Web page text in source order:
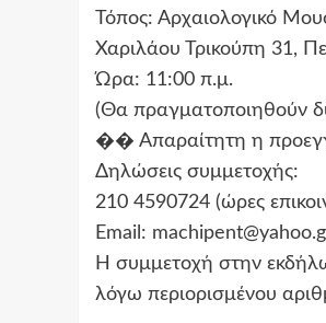
Τόπος: Αρχαιολογικό
Χαριλάου Τρικούπη 31,
Ώρα: 11:00 π.μ.
(Θα πραγματοποιηθούν
�� Απαραίτητη η
Δηλώσεις συμμετοχής:
210 4590724 (ώρες
Email:
Η συμμετοχή στην
λόγω περιορισμένου